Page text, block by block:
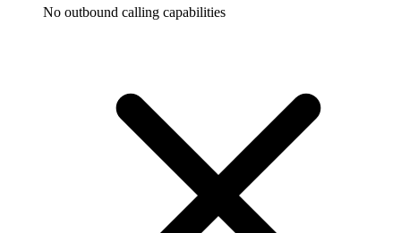
No outbound calling capabilities